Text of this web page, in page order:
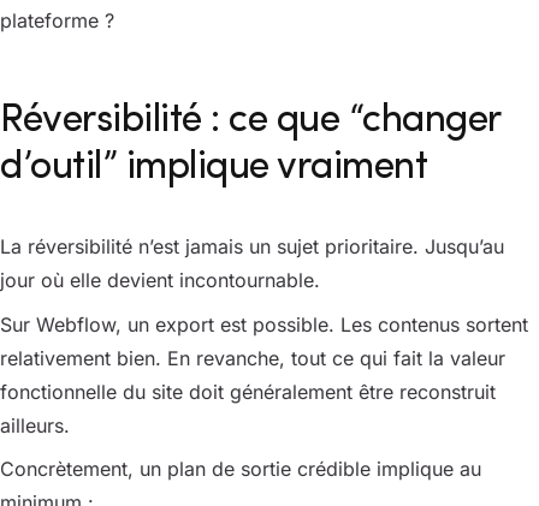
plateforme ?
Réversibilité : ce que “changer
d’outil” implique vraiment
La réversibilité n’est jamais un sujet prioritaire. Jusqu’au
jour où elle devient incontournable.
Sur Webflow, un export est possible. Les contenus sortent
relativement bien. En revanche, tout ce qui fait la valeur
fonctionnelle du site doit généralement être reconstruit
ailleurs.
Concrètement, un plan de sortie crédible implique au